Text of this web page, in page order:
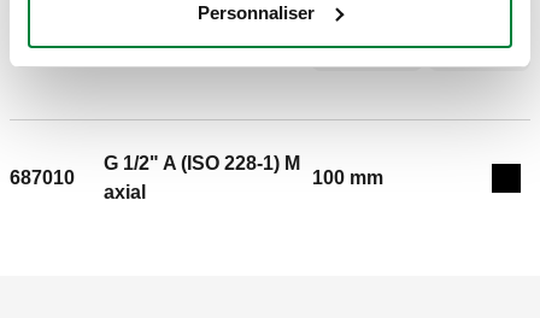
Personnaliser
Texte d’appel d’offres
de température du fluide: -30–50 °C. Longueur doigt de gant:
45 mm. Ø: 80 mm. Classe de précision: Thermomètre UNI 2.
687010
G 1/2" A (ISO 228-1) M
axial
100 mm